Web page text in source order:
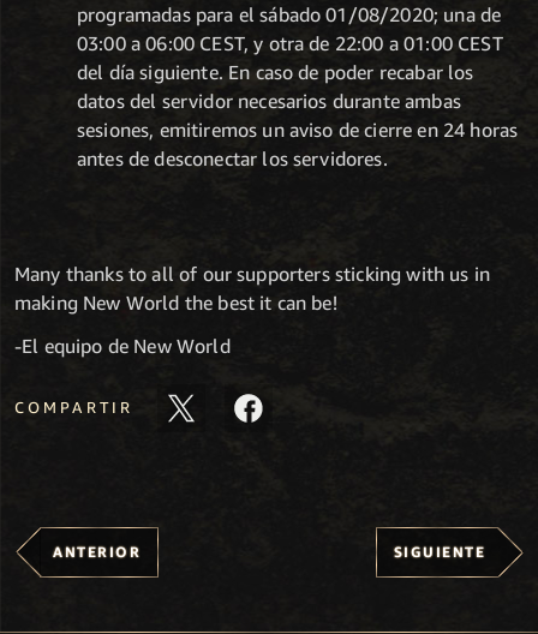
programadas para el sábado 01/08/2020; una de
03:00 a 06:00 CEST, y otra de 22:00 a 01:00 CEST
del día siguiente. En caso de poder recabar los
datos del servidor necesarios durante ambas
sesiones, emitiremos un aviso de cierre en 24 horas
antes de desconectar los servidores.
Many thanks to all of our supporters sticking with us in
making New World the best it can be!
-El equipo de New World
COMPARTIR
ANTERIOR SIGUIENTE